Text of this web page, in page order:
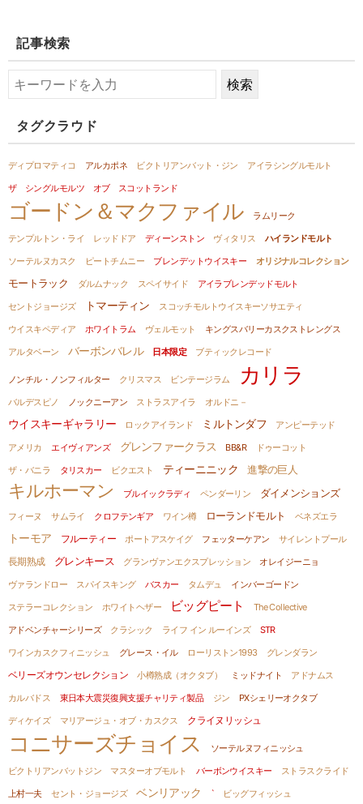
記事検索
タグクラウド
ディプロマティコ アルカポネ ビクトリアンバット・ジン
アイラシングルモルト
ザ シングルモルツ オブ スコットランド
ゴードン＆マクファイル
ラムリーク
テンプルトン・ライ
レッドドア ディーンストン ヴィタリス
ハイランドモルト
ソーテルヌカスク
ピートチムニー ブレンデットウイスキー オリジナルコレクション
モートラック ダルムナック スペイサイド
アイラブレンデッドモルト
セントジョージズ
トマーティン
スコッチモルトウイスキーソサエティ
ウイスキペディア
ホワイトラム ヴェルモット
キングスバリーカスクストレングス
アルタベーン
バーボンバレル 日本限定 ブティックレコード
ノンチル・ノンフィルター クリスマス ビンテージラム カリラ
バルデスピノ ノックニーアン ストラスアイラ オルドニ－
ウイスキーギャラリー ロックアイランド ミルトンダフ
アンピーテッド
アメリカ
エイヴィアンズ グレンファークラス BB&R
ドゥーコット
ザ・バニラ
タリスカー ビクエスト ティーニニック 進撃の巨人
キルホーマン ブルイックラディ ペンダーリン ダイメンションズ
フィーヌ サムライ クロフテンギア ワイン樽 ローランドモルト ベネズエラ
トーモア フルーティー ポートアスケイグ フェッターケアン サイレントプール
長期熟成 グレンキース グランヴァンエクスプレッション
オレイジーニョ
ヴァランドロー
スパイスキング バスカー タムデュ
インバーゴードン
ステラーコレクション
ホワイトヘザー ビッグピート
The Collective
アドベンチャーシリーズ
クラシック ライフ イン ルーインズ
STR
ワインカスクフィニッシュ
グレース・イル ローリストン1993 グレンダラン
ベリーズオウンセレクション 小樽熟成（オクタブ） ミッドナイト
アドナムス
カルバドス
東日本大震災復興支援チャリティ製品 ジン
PXシェリーオクタブ
ディケイズ
マリアージュ・オブ・カスクス クライヌリッシュ
コニサーズチョイス
ソーテルヌフィニッシュ
ビクトリアンバットジン
マスターオブモルト バーボンウイスキー
ストラスクライド
上村一夫
セント・ジョージズ ベンリアック `
ビッグフィッシュ